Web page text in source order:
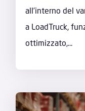
all’interno del
a LoadTruck,
ottimizzato,...